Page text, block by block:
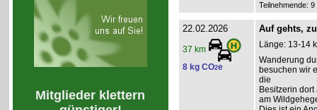
Mitglieder klettern
Teilnehmende:
22.02.2026
37 km
8 kg CO2e
Auf gehts,
Länge: 13-14
Wanderung
besuchen wir
die
Besitzerin
am